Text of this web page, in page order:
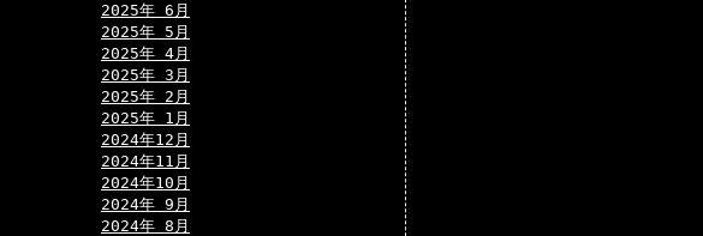
2025年 6月
2025年 5月
2025年 4月
2025年 3月
2025年 2月
2025年 1月
2024年12月
2024年11月
2024年10月
2024年 9月
2024年 8月